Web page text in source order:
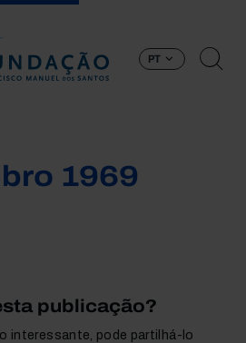
PT
1969
publicação?
interessante, pode partilhá-lo